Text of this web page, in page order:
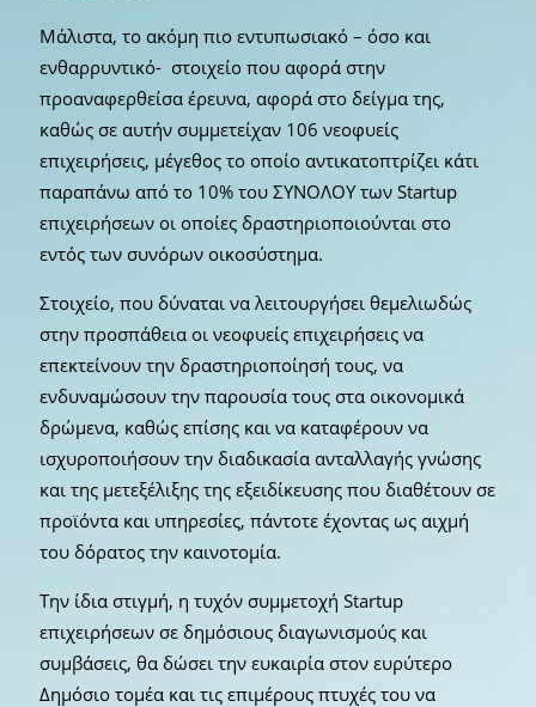
Μάλιστα, το ακόμη πιο εντυπωσιακό – όσο και
ενθαρρυντικό- στοιχείο που αφορά στην
προαναφερθείσα έρευνα, αφορά στο δείγμα της,
καθώς σε αυτήν συμμετείχαν 106 νεοφυείς
επιχειρήσεις, μέγεθος το οποίο αντικατοπτρίζει κάτι
παραπάνω από το 10% του ΣΥΝΟΛΟΥ των Startup
επιχειρήσεων οι οποίες δραστηριοποιούνται στο
εντός των συνόρων οικοσύστημα.
Στοιχείο, που δύναται να λειτουργήσει θεμελιωδώς
στην προσπάθεια οι νεοφυείς επιχειρήσεις να
επεκτείνουν την δραστηριοποίησή τους, να
ενδυναμώσουν την παρουσία τους στα οικονομικά
δρώμενα, καθώς επίσης και να καταφέρουν να
ισχυροποιήσουν την διαδικασία ανταλλαγής γνώσης
και της μετεξέλιξης της εξειδίκευσης που διαθέτουν σε
προϊόντα και υπηρεσίες, πάντοτε έχοντας ως αιχμή
του δόρατος την καινοτομία.
Την ίδια στιγμή, η τυχόν συμμετοχή Startup
επιχειρήσεων σε δημόσιους διαγωνισμούς και
συμβάσεις, θα δώσει την ευκαιρία στον ευρύτερο
Δημόσιο τομέα και τις επιμέρους πτυχές του να